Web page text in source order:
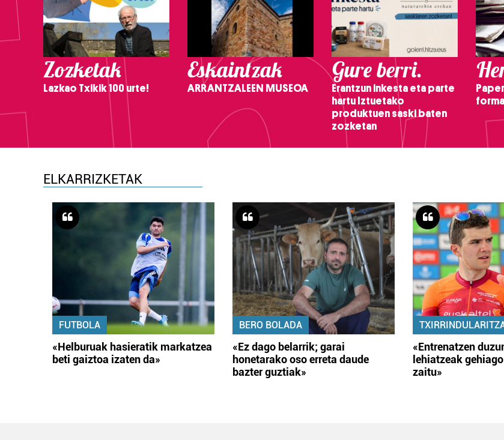
Zozketak
Lazkao Txikik 100 urte!
Eskaintzak
ARRANTZALEEN MUSEOA
Gure berri.
Erantzun inkesta eta parte
hartu Iztuetako
produktuen saski baten
zozketan
ELKARRIZKETAK
FUTBOLA
«Helburuak hasieratik markatzea
beti gaiztoa izaten da»
BERO BOLADA
«Ez dago belarrik; garai
honetarako oso erreta daude
bazter guztiak»
«Entrenatzen
lehiatzeak
zaitu»